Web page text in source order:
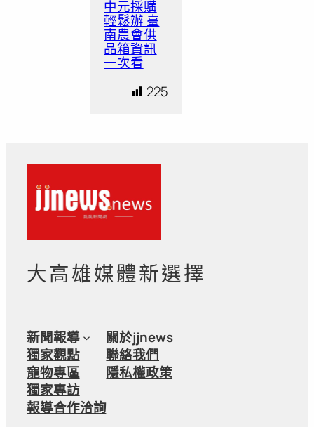
中元採購
輕鬆辦 臺
南農會供
品箱資訊
一次看
225
大高雄媒體新選擇
新聞報導
獨家觀點
寵物專區
獨家專訪
報導合作洽詢
關於jjnews
聯絡我們
隱私權政策